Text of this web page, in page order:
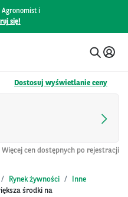
Agronomist i
się!
Dostosuj wyświetlanie ceny
Więcej cen dostępnych po rejestracji
Rynek żywności
Inne
środki na